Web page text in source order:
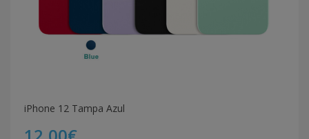
iPhone 12 Tampa Azul